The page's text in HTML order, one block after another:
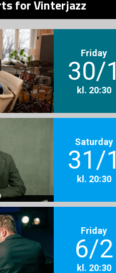
for Vinterjazz
Friday
30/1
kl. 20:30
Saturday
31/1
kl. 20:30
Friday
6/2
kl. 20:30